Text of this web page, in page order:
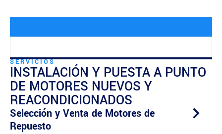
SERVICIOS
INSTALACIÓN Y PUESTA A PUNTO
DE MOTORES NUEVOS Y
REACONDICIONADOS
Selección y Venta de Motores de
Repuesto